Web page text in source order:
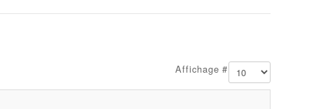
Affichage #